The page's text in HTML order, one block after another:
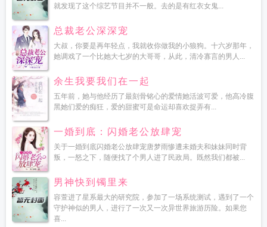
就发现了这个综艺节目并不一般。去的是有红衣女鬼...
总裁老公深深宠
大叔，你要是再年轻点，我就收你做我的小狼狗。十六岁那年，
她调戏了一个比她大七岁的大哥哥，从此，清冷寡言的男人...
余生我要我们在一起
五年前，她与他经历了最刻骨铭心的爱情她活波可爱，他高冷腹
黑她们爱的痴狂，爱的甜蜜可是命运却喜欢捉弄有...
一婚到底：闪婚老公放肆宠
关于一婚到底闪婚老公放肆宠唐梦雨惨遭未婚夫和妹妹同时背
叛，一怒之下，随便找了个男人进了民政局。既然我们都被...
男神快到镯里来
容萱进了星系最大的研究院，参加了一场系统测试，遇到了一个
守护神似的男人，进行了一次又一次异世界旅游历险。如果您
喜...